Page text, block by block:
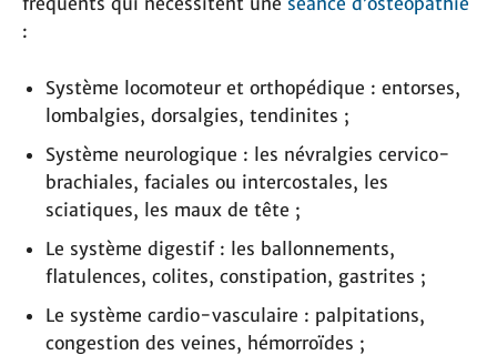
:
Système locomoteur et orthopédique : entorses,
lombalgies, dorsalgies, tendinites ;
Système neurologique : les névralgies cervico-
brachiales, faciales ou intercostales, les
sciatiques, les maux de tête ;
Le système digestif : les ballonnements,
flatulences, colites, constipation, gastrites ;
Le système cardio-vasculaire : palpitations,
congestion des veines, hémorroïdes ;